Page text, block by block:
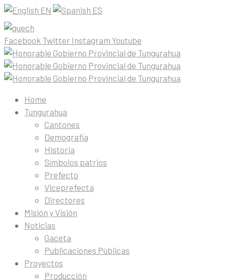
EN ES
Facebook Twitter Instagram Youtube
Home
Tungurahua
Cantones
Demografía
Historia
Símbolos patrios
Prefecto
Viceprefecta
Directores
Misión y Visión
Noticias
Gaceta
Publicaciones Públicas
Proyectos
Producción